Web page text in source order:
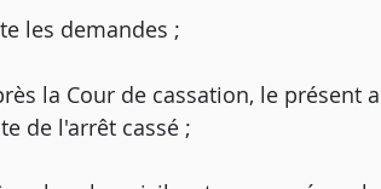
les demandes ;
la Cour de cassation, le présent
de l'arrêt cassé ;